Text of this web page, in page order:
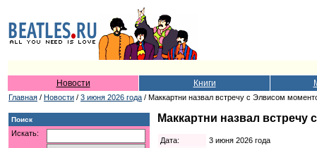
Новости Книги
Главная / Новости / 3 июня 2026 года / Маккартни назвал встречу с Элвисом
Поиск
Искать:
Маккартни назвал
Дата:
3 июня 2026 года